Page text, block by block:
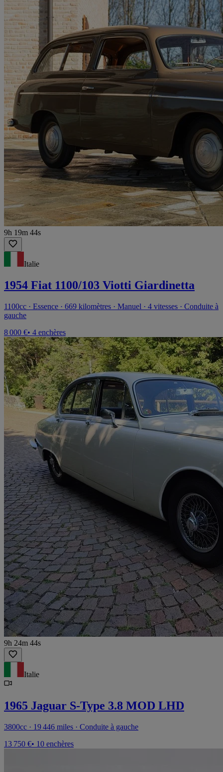
9h 19m 44s
Italie
1954 Fiat 1100/103 Viotti Giardinetta
1100cc · Essence · 669 kilomètres · Manuel · 4 vitesses · Conduite à
gauche
8 000 €• 4 enchères
9h 24m 44s
Italie
1965 Jaguar S-Type 3.8 MOD LHD
3800cc · 19 446 miles · Conduite à gauche
13 750 €• 10 enchères